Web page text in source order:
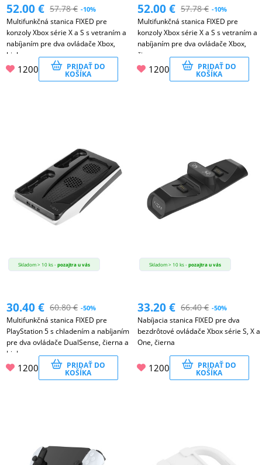
52.00€ 57.78€ -10%
Multifunkčná stanica FIXED pre
konzoly Xbox série X a S s vetraním a
nabíjaním pre dva ovládače Xbox,
biela
1200 PRIDAŤ DO
KOŠÍKA
52.00€ 57.78€ -10%
Multifunkčná stanica FIXED pre
konzoly Xbox série X a S s vetraním a
nabíjaním pre dva ovládače Xbox,
čierna
1200 PRIDAŤ DO
KOŠÍKA
Skladom > 10 ks -pozajtra u vás
30.40€ 60.80€ -50%
Multifunkčná stanica FIXED pre
PlayStation 5 s chladením a nabíjaním
pre dva ovládače DualSense, čierna a
biela
1200 PRIDAŤ DO
KOŠÍKA
Skladom > 10 ks -pozajtra u vás
33.20€ 66.40€ -50%
Nabíjacia stanica FIXED pre dva
bezdrôtové ovládače Xbox série S, X a
One, čierna
1200 PRIDAŤ DO
KOŠÍKA